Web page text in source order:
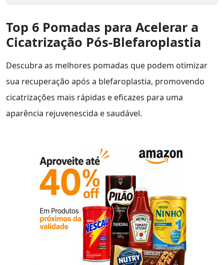
Top 6 Pomadas para Acelerar a
Cicatrização Pós-Blefaroplastia
Descubra as melhores pomadas que podem otimizar
sua recuperação após a blefaroplastia, promovendo
cicatrizações mais rápidas e eficazes para uma
aparência rejuvenescida e saudável.